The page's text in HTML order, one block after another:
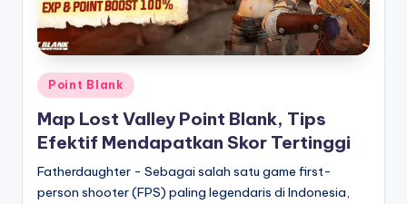
Posted
in
Point Blank
Map Lost Valley Point Blank, Tips
Efektif Mendapatkan Skor Tertinggi
Fatherdaughter - Sebagai salah satu game first-
person shooter (FPS) paling legendaris di Indonesia,